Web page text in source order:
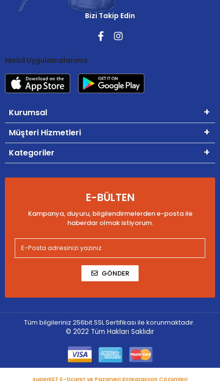
Bizi Takip Edin
Mobil Uygulamalarımız
Kurumsal
Müşteri Hizmetleri
Kategoriler
E-BÜLTEN
Kampanya, duyuru, bilgilendirmelerden e-posta ile
haberdar olmak istiyorum.
GÖNDER
Tüm bilgileriniz 256bit SSL Sertifikası ile korunmaktadır.
© 2022 Tüm Hakları Saklıdır
superKET E-ticaret ve Pazaryeri Entegrasyon Çözümleri